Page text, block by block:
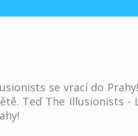
se vrací do
Teď The Illusionists